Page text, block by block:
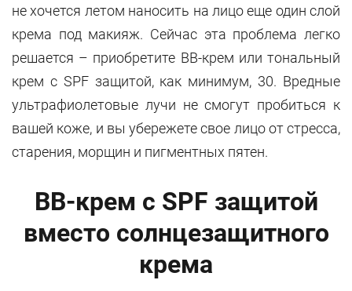
не хочется летом наносить на лицо еще один слой
крема под макияж. Сейчас эта проблема легко
решается – приобретите BB-крем или тональный
крем с SPF защитой, как минимум, 30. Вредные
ультрафиолетовые лучи не смогут пробиться к
вашей коже, и вы убережете свое лицо от стресса,
старения, морщин и пигментных пятен.
BB-крем с SPF защитой
вместо солнцезащитного
крема